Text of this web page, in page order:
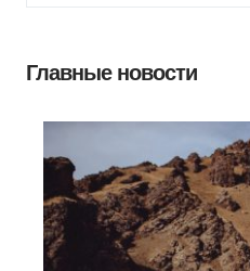
Главные новости